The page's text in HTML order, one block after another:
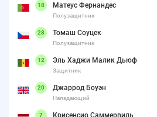
18 Матеус Фернандес
Полузащитник
28 Томаш Соуцек
Полузащитник
12 Эль Хаджи Малик Дьюф
Защитник
20 Джаррод Боуэн
Нападающий
7 Крисенсио Саммервиль